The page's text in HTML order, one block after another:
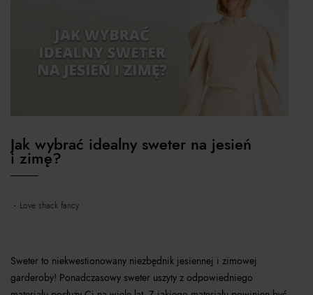
Jak wybrać idealny sweter na jesień
i zimę?
love shack fancy
Sweter to niekwestionowany niezbędnik jesiennej i zimowej
garderoby! Ponadczasowy sweter uszyty z odpowiedniego